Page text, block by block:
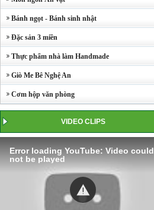
Bánh ngọt - Bánh sinh nhật
Đặc sản 3 miền
Thực phẩm nhà làm Handmade
Giò Me Bê Nghệ An
Cơm hộp văn phòng
VIDEO CLIPS
Error loading YouTube: Video could
not be played